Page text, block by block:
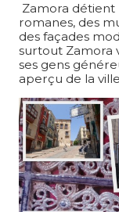
Zamora détient
romanes, des
des façades
surtout Zamora
ses gens
aperçu de la